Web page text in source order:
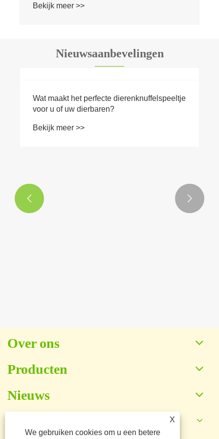
Nieuwsaanbevelingen
Waarom wint de harten-teddybeer
wereldwijd harten?
Bekijk meer >>
 
Over ons
Producten
Nieuws
X
We gebruiken cookies om u een betere